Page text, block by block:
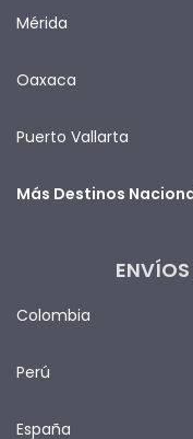
Mérida
Oaxaca
Puerto Vallarta
Más Destinos
Colombia
Perú
España